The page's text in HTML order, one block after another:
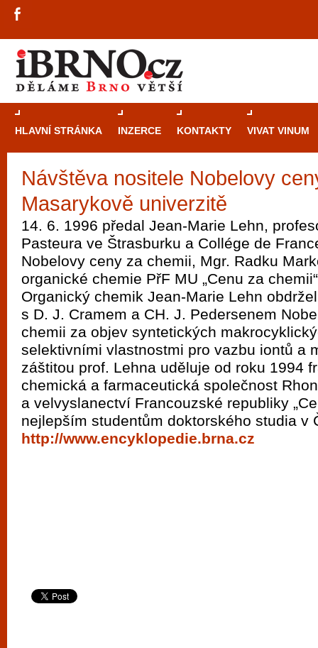
HLAVNÍ STRÁNKA INZERCE KONTAKTY VIVAT VINUM
Návštěva nositele Nobelovy
Masarykově univerzitě
14. 6. 1996 předal Jean-Marie Lehn,
Pasteura ve Štrasburku a Collége de
Nobelovy ceny za chemii, Mgr. Radku
organické chemie PřF MU „Cenu za
Organický chemik Jean-Marie Lehn
s D. J. Cramem a CH. J. Pedersenem
chemii za objev syntetických
selektivními vlastnostmi pro vazbu iontů a
záštitou prof. Lehna uděluje od roku 1994
chemická a farmaceutická společnost
a velvyslanectví Francouzské republiky
nejlepším studentům doktorského studia v
http://www.encyklopedie.brna.cz
Průvodce
Brně: Od
automaty
Brno je
zajímavé
restaurace,
Mimo jiné je ale také místem, kde si
vyzkoušet různé kasinové hry. V
metropoli naleznete širokou nabídku her
po moderní automaty jak pro pravidelné
příležitostné hráče. V...